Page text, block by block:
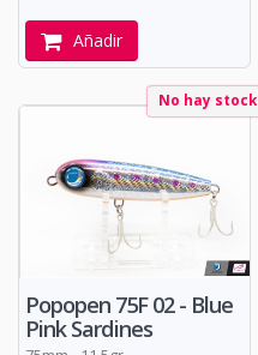
Añadir
No hay stock
Popopen 75F 02 - Blue
Pink Sardines